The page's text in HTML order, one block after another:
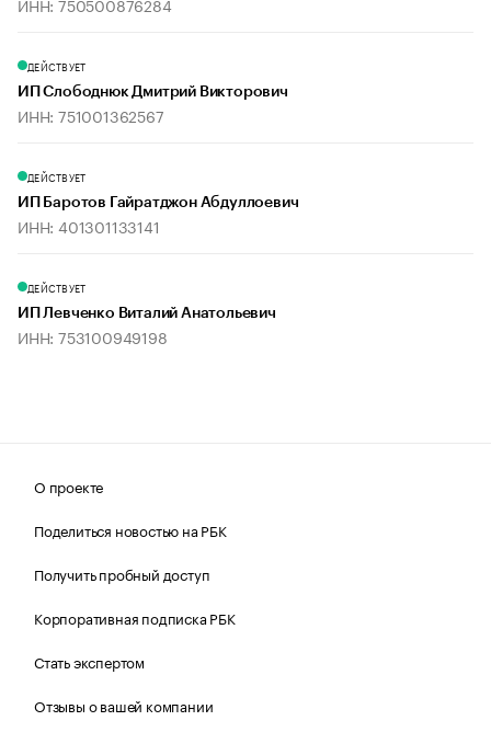
ИНН: 750500876284
ДЕЙСТВУЕТ
ИП Слободнюк Дмитрий Викторович
ИНН: 751001362567
ДЕЙСТВУЕТ
ИП Баротов Гайратджон Абдуллоевич
ИНН: 401301133141
ДЕЙСТВУЕТ
ИП Левченко Виталий Анатольевич
ИНН: 753100949198
О проекте
Поделиться новостью на РБК
Получить пробный доступ
Корпоративная подписка РБК
Стать экспертом
Отзывы о вашей компании